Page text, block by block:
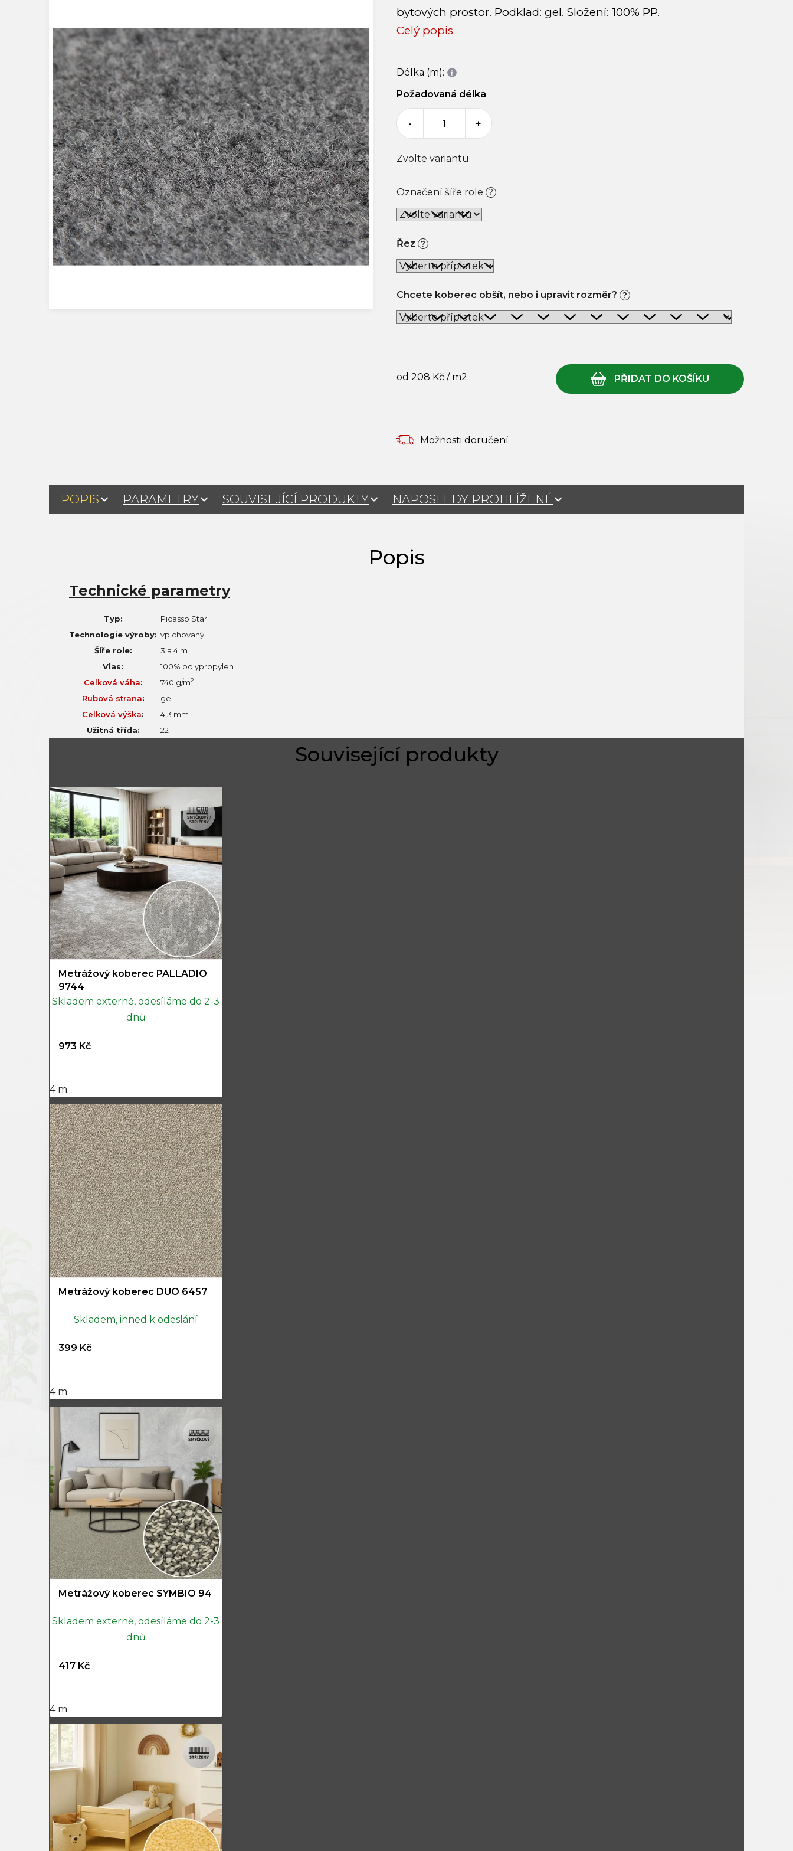
bytových prostor. Podklad: gel. Složení: 100% PP.
Celý popis
Označení šíře role ?
Řez ?
Chcete koberec obšít, nebo i upravit rozměr? ?
od 208 Kč / m2
Zvolte variantu
Možnosti doručení
Délka (m):
Požadovaná délka
- +
POPIS PARAMETRY SOUVISEJÍCÍ PRODUKTY NAPOSLEDY PROHLÍŽENÉ
Technické parametry
Typ:
Picasso Star
Technologie výroby: vpichovaný
Šíře role:
3 a 4 m
Vlas:
100% polypropylen
Celková váha: 740 g/m2
Rubová strana:
gel
Celková výška:
4,3 mm
Užitná třída:
22
Metrážový koberec PALLADIO
9744
Skladem externě, odesíláme do 2-3
dnů
973 Kč
4 m
Metrážový koberec DUO 6457
Skladem, ihned k odeslání
399 Kč
4 m
Metrážový koberec SYMBIO 94
Skladem externě, odesíláme do 2-3
dnů
417 Kč
4 m